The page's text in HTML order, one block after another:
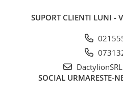
Specificatii tehnice
Tip produs:breloc metalic cu
SUPORT CLIENTI LUNI -
SOCIAL URMARESTE-